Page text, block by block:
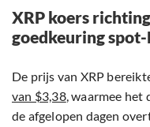
XRP koers
goedkeuring spot-
De prijs van XRP
van $3,38, waarmee het
de afgelopen dagen